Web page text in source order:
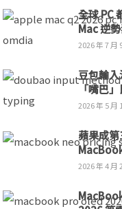
全球 PC
Mac 逆
2026 年 7 月
豆包輸
「嘴巴
2026 年 5 月
蘋果成
2026 年 4 月